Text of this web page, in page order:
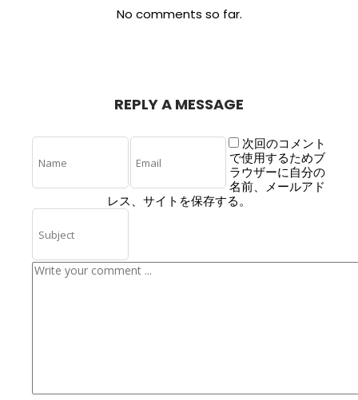
No comments so far.
REPLY A MESSAGE
次回のコメント
で使用するためブ
ラウザーに自分の
名前、メールアド
レス、サイトを保存する。